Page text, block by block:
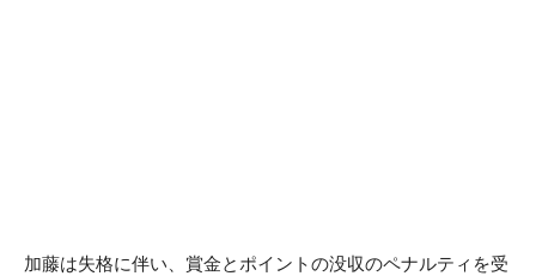
加藤は失格に伴い、賞金とポイントの没収のペナルティを受